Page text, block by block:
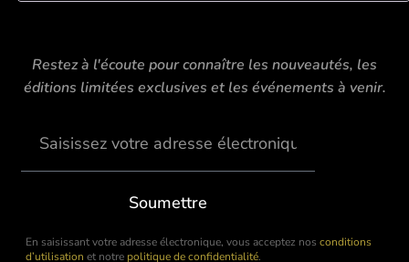
Restez à l'écoute pour connaître les nouveautés, les
éditions limitées exclusives et les événements à venir.
Soumettre
En saisissant votre adresse électronique, vous acceptez nos conditions
d’utilisation et notre politique de confidentialité.